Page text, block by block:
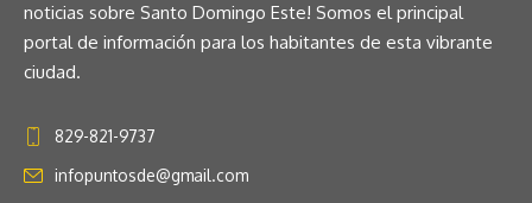
noticias sobre Santo Domingo Este! Somos el principal
portal de información para los habitantes de esta vibrante
ciudad.
829-821-9737
infopuntosde@gmail.com